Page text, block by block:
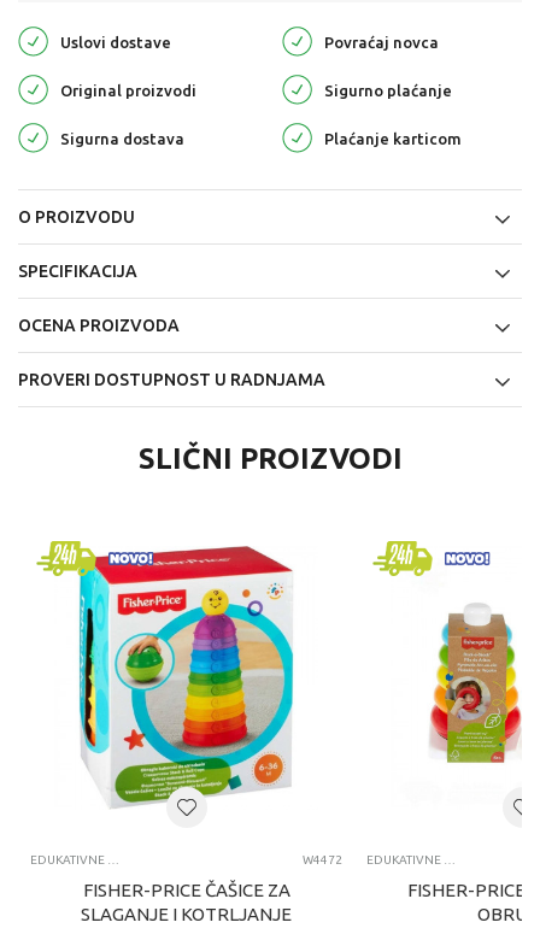
Uslovi dostave Povraćaj novca
Original proizvodi Sigurno plaćanje
Sigurna dostava Plaćanje karticom
O PROIZVODU
SPECIFIKACIJA
OCENA PROIZVODA
PROVERI DOSTUPNOST U RADNJAMA
SLIČNI PROIZVODI
EDUKATIVNE IGRAČKE ZA BEBE W4472
FISHER-PRICE ČAŠICE ZA
SLAGANJE I KOTRLJANJE
EDUKATIVNE IGRAČKE ZA BEBE
FISHER-PRICE